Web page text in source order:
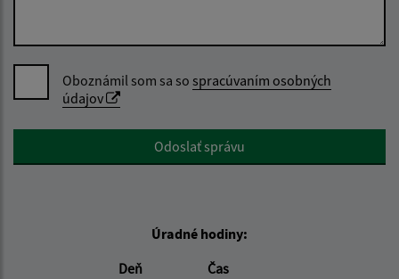
Oboznámil som sa so spracúvaním osobných
údajov
Google reCaptcha ResponseOdoslať správu
Úradné hodiny:
Deň
Čas